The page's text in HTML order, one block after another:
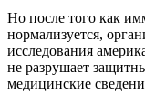
Но после того как
нормализуется,
исследования
не разрушает
медицинские